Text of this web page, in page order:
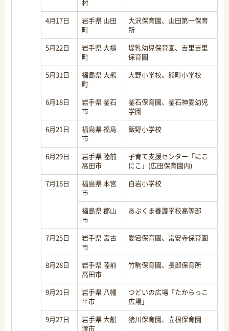
村
4月17日
岩手県 山田
町
大沢保育園、山田第一保育
所
5月22日
岩手県 大槌
町
堤乳幼児保育園、吉里吉里
保育園
5月31日
福島県 大熊
町
大野小学校、熊町小学校
6月18日
岩手県 釜石
市
釜石保育園、釜石神愛幼児
学園
6月21日
福島県 福島
市
飯野小学校
6月29日
岩手県 陸前
高田市
子育て支援センター「にこ
にこ」(広田保育園内)
7月16日
福島県 本宮
市
白岩小学校
福島県 郡山
市
あぶくま養護学校高等部
7月25日
岩手県 宮古
市
愛宕保育園、常安寺保育園
8月28日
岩手県 陸前
高田市
竹駒保育園、長部保育所
9月21日
岩手県 八幡
平市
つどいの広場「たからっこ
広場」
9月27日
岩手県 大船
渡市
猪川保育園、立根保育園